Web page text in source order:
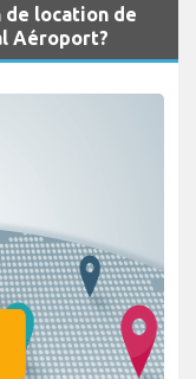
de location de
Aéroport?